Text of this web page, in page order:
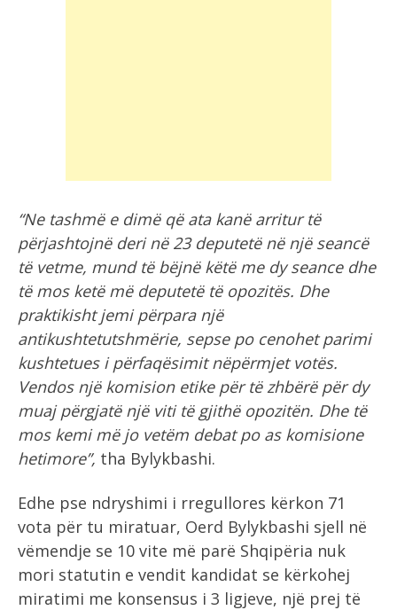
“Ne tashmë e dimë që ata kanë arritur të
përjashtojnë deri në 23 deputetë në një seancë
të vetme, mund të bëjnë këtë me dy seance dhe
të mos ketë më deputetë të opozitës. Dhe
praktikisht jemi përpara një
antikushtetutshmërie, sepse po cenohet parimi
kushtetues i përfaqësimit nëpërmjet votës.
Vendos një komision etike për të zhbërë për dy
muaj përgjatë një viti të gjithë opozitën. Dhe të
mos kemi më jo vetëm debat po as komisione
hetimore”, tha Bylykbashi.
Edhe pse ndryshimi i rregullores kërkon 71
vota për tu miratuar, Oerd Bylykbashi sjell në
vëmendje se 10 vite më parë Shqipëria nuk
mori statutin e vendit kandidat se kërkohej
miratimi me konsensus i 3 ligjeve, një prej të